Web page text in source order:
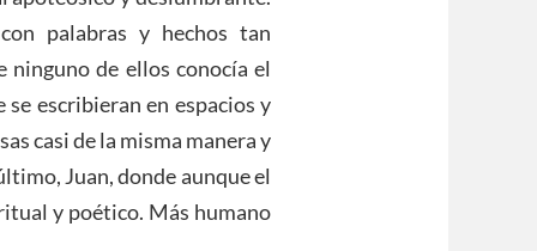
palabras y hechos tan
de ellos conocía el
escribieran en espacios y
casi de la misma manera y
Juan, donde aunque el
y poético. Más humano